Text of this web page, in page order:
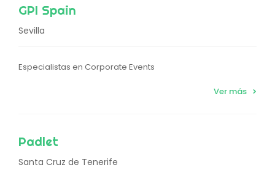
GPI Spain
Sevilla
Especialistas en Corporate Events
Ver más
Padlet
Santa Cruz de Tenerife